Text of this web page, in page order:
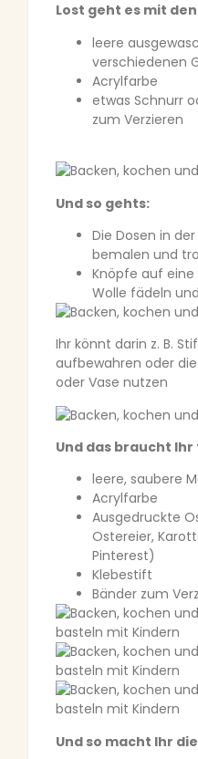
Lost geht es mit
leere
verschiedenen
Acrylfarbe
etwas Schnurr
zum Verzieren
Und so gehts:
Die Dosen in
bemalen und
Knöpfe auf eine
Wolle fädeln
Ihr könnt darin z. B.
aufbewahren oder
oder Vase nutzen
Und das braucht
leere, saubere
Acrylfarbe
Ausgedruckte
Ostereier,
Pinterest)
Klebestift
Bänder zum
Und so macht Ihr